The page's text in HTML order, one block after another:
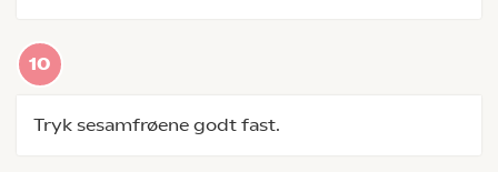
Tryk sesamfrøene godt fast.